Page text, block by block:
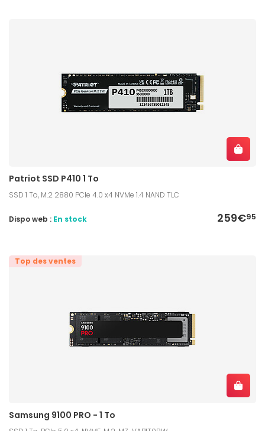
Patriot SSD P410 1 To
SSD 1 To, M.2 2880 PCIe 4.0 x4 NVMe 1.4 NAND TLC
259€95
Dispo web : En stock
Top des ventes
Samsung 9100 PRO - 1 To